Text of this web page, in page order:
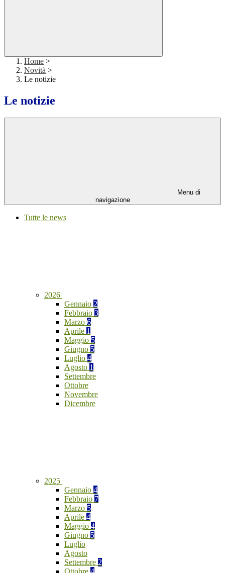
Home >
Novità >
Le notizie
Le notizie
Menu di
navigazione
Tutte le news
2026
Gennaio 2
Febbraio 3
Marzo 6
Aprile 1
Maggio 5
Giugno 5
Luglio 4
Agosto 1
Settembre
Ottobre
Novembre
Dicembre
2025
Gennaio 4
Febbraio 7
Marzo 5
Aprile 4
Maggio 4
Giugno 5
Luglio
Agosto
Settembre 2